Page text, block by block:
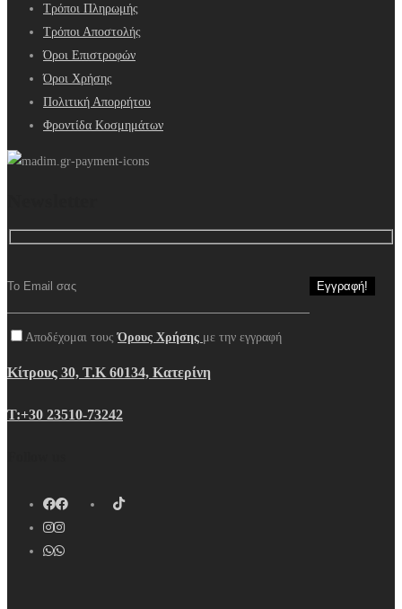
Τρόποι Πληρωμής
Τρόποι Αποστολής
Όροι Επιστροφών
Όροι Χρήσης
Πολιτική Απορρήτου
Φροντίδα Κοσμημάτων
Αποδέχομαι τουςΌρους Χρήσης με την εγγραφή
Κίτρους 30, Τ.Κ 60134, Κατερίνη
Τ:+30 23510-73242